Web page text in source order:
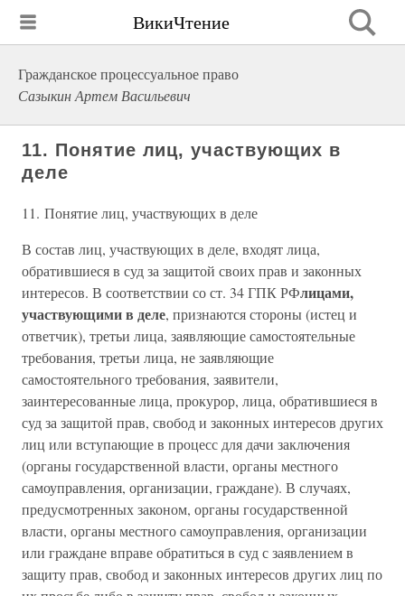
ВикиЧтение
Гражданское процессуальное право
Сазыкин Артем Васильевич
11. Понятие лиц, участвующих в
деле
11. Понятие лиц, участвующих в деле
В состав лиц, участвующих в деле, входят лица,
обратившиеся в суд за защитой своих прав и законных
интересов. В соответствии со ст. 34 ГПК РФлицами,
участвующими в деле, признаются стороны (истец и
ответчик), третьи лица, заявляющие самостоятельные
требования, третьи лица, не заявляющие
самостоятельного требования, заявители,
заинтересованные лица, прокурор, лица, обратившиеся в
суд за защитой прав, свобод и законных интересов других
лиц или вступающие в процесс для дачи заключения
(органы государственной власти, органы местного
самоуправления, организации, граждане). В случаях,
предусмотренных законом, органы государственной
власти, органы местного самоуправления, организации
или граждане вправе обратиться в суд с заявлением в
защиту прав, свобод и законных интересов других лиц по